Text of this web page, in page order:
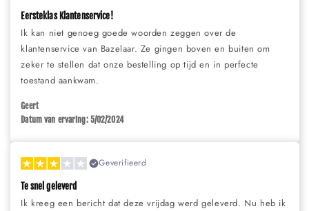
Eersteklas Klantenservice!
Ik kan niet genoeg goede woorden zeggen over de
klantenservice van Bazelaar. Ze gingen boven en buiten om
zeker te stellen dat onze bestelling op tijd en in perfecte
toestand aankwam.
Geert
Datum van ervaring: 5/02/2024
Geverifieerd
Te snel geleverd
Ik kreeg een bericht dat deze vrijdag werd geleverd. Nu heb ik